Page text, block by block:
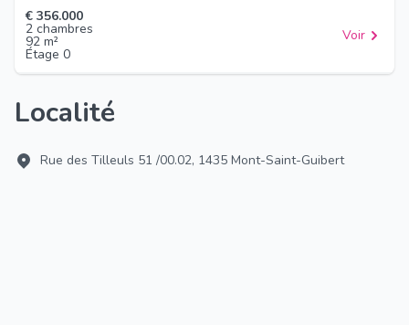
€ 356.000
2 chambres
92 m²
Étage 0
Voir
Localité
Rue des Tilleuls 51 /00.02, 1435 Mont-Saint-Guibert